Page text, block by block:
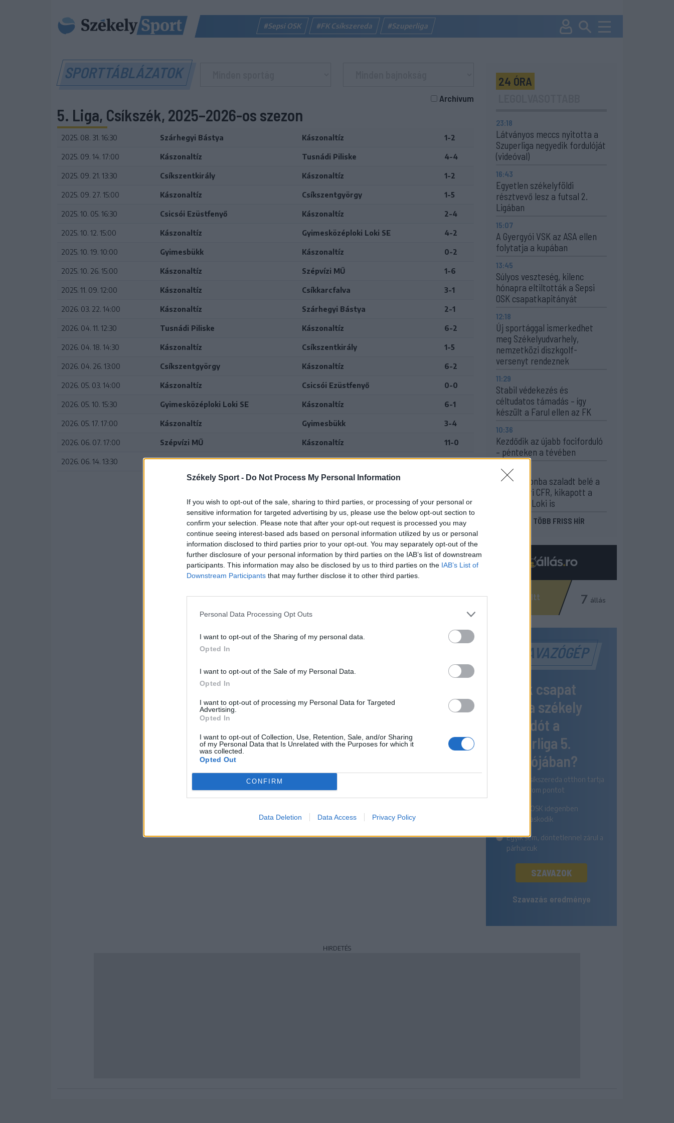
Székely Sport - Do Not Process My Personal Information
If you wish to opt-out of the sale, sharing to third parties, or processing of your personal or
sensitive information for targeted advertising by us, please use the below opt-out section to
confirm your selection. Please note that after your opt-out request is processed you may
continue seeing interest-based ads based on personal information utilized by us or personal
information disclosed to third parties prior to your opt-out. You may separately opt-out of the
further disclosure of your personal information by third parties on the IAB’s list of downstream
participants. This information may also be disclosed by us to third parties on the IAB’s List of
Downstream Participants that may further disclose it to other third parties.
Personal Data Processing Opt Outs
I want to opt-out of the Sharing of my personal data.
Opted In
I want to opt-out of the Sale of my Personal Data.
Opted In
I want to opt-out of processing my Personal Data for Targeted
Advertising.
Opted In
I want to opt-out of Collection, Use, Retention, Sale, and/or Sharing
of my Personal Data that Is Unrelated with the Purposes for which it
was collected.
Opted Out
CONFIRM
Data Deletion Data Access Privacy Policy
#Sepsi OSK #FK Csíkszereda #Szuperliga
SPORTTÁBLÁZATOK
Archívum
5. Liga, Csíkszék, 2025–2026-os szezon
2025. 08. 31. 16:30 Szárhegyi Bástya Kászonaltíz 1-2
2025. 09. 14. 17:00 Kászonaltíz Tusnádi Piliske 4-4
2025. 09. 21. 13:30 Csíkszentkirály Kászonaltíz 1-2
2025. 09. 27. 15:00 Kászonaltíz Csíkszentgyörgy 1-5
2025. 10. 05. 16:30 Csicsói Ezüstfenyő Kászonaltíz 2-4
2025. 10. 12. 15:00 Kászonaltíz Gyimesközéploki Loki SE 4-2
2025. 10. 19. 10:00 Gyimesbükk Kászonaltíz 0-2
2025. 10. 26. 15:00 Kászonaltíz Szépvízi MŰ 1-6
2025. 11. 09. 12:00 Kászonaltíz Csíkkarcfalva 3-1
2026. 03. 22. 14:00 Kászonaltíz Szárhegyi Bástya 2-1
2026. 04. 11. 12:30 Tusnádi Piliske Kászonaltíz 6-2
2026. 04. 18. 14:30 Kászonaltíz Csíkszentkirály 1-5
2026. 04. 26. 13:00 Csíkszentgyörgy Kászonaltíz 6-2
2026. 05. 03. 14:00 Kászonaltíz Csicsói Ezüstfenyő 0-0
2026. 05. 10. 15:30 Gyimesközéploki Loki SE Kászonaltíz 6-1
2026. 05. 17. 17:00 Kászonaltíz Gyimesbükk 3-4
2026. 06. 07. 17:00 Szépvízi MŰ Kászonaltíz 11-0
2026. 06. 14. 13:30 Csíkkarcfalva Kászonaltíz 8-4
24 ÓRA
23:18
Látványos meccs nyitotta a
Szuperliga negyedik fordulóját
(videóval)
16:43
Egyetlen székelyföldi
résztvevő lesz a futsal 2.
Ligában
15:07
A Gyergyói VSK az ASA ellen
folytatja a kupában
13:45
Súlyos veszteség, kilenc
hónapra eltiltották a Sepsi
OSK csapatkapitányát
12:18
Új sportággal ismerkedhet
meg Székelyudvarhely,
nemzetközi diszkgolf-
versenyt rendeznek
11:29
Stabil védekezés és
céltudatos támadás – így
készült a Farul ellen az FK
10:36
Kezdődik az újabb fociforduló
– pénteken a tévében
21:58
Nagy pofonba szaladt belé a
Kolozsvári CFR, kikapott a
Győr és a Loki is
MÉG TÖBB FRISS HÍR
SZAVAZÓGÉP
Melyik csapat
nyeri a székely
rangadót a
Szuperliga 5.
fordulójában?
Az FK Csíkszereda otthon tartja
mindhárom pontot
A Sepsi OSK idegenben
diadalmaskodik
Egyik sem, döntetlennel zárul a
párharcuk
SZAVAZOK
Szavazás eredménye
HIRDETÉS